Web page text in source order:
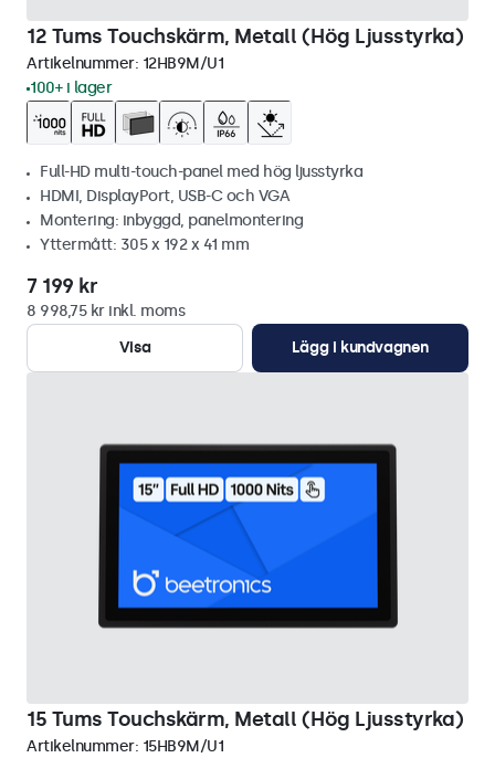
12 Tums Touchskärm, Metall (Hög Ljusstyrka)
Artikelnummer: 12HB9M/U1
100+ i lager
Full-HD multi-touch-panel med hög ljusstyrka
HDMI, DisplayPort, USB-C och VGA
Montering: inbyggd, panelmontering
Yttermått: 305 x 192 x 41 mm
7 199 kr
8 998,75 kr inkl. moms
Visa
Lägg i kundvagnen
15 Tums Touchskärm, Metall (Hög Ljusstyrka)
Artikelnummer: 15HB9M/U1